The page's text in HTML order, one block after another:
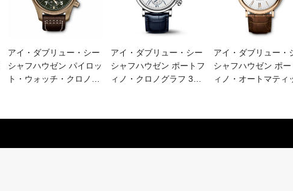
アイ・ダブリュー・シー
シャフハウゼン パイロッ
ト・ウォッチ・クロノ
アイ・ダブリュー・シー
シャフハウゼン ポートフ
ィノ・クロノグラフ 3
アイ・ダブリュー・
シャフハウゼン ポー
ィノ・オートマティ